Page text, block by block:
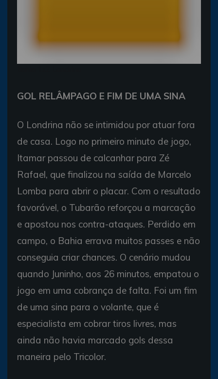
GOL RELÂMPAGO E FIM DE UMA SINA
O Londrina não se intimidou por atuar fora
de casa. Logo no primeiro minuto de jogo,
Itamar passou de calcanhar para Zé
Rafael, que finalizou na saída de Marcelo
Lomba para abrir o placar. Com o resultado
favorável, o Tubarão reforçou a marcação
e apostou nos contra-ataques. Perdido em
campo, o Bahia errava muitos passes e não
conseguia criar chances. O cenário mudou
quando Juninho, aos 26 minutos, empatou o
jogo em uma cobrança de falta. Foi um fim
de uma sina para o volante, que é
especialista em cobrar tiros livres, mas
ainda não havia marcado gols dessa
maneira pelo Tricolor.